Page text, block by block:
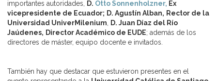
importantes autoridades,
D. Otto Sonnenholzner, Ex
vicepresidente de Ecuador; D. Agustín Alban, Rector de la
Universidad UniverMilenium
D. Juan Díaz del Río
Jaúdenes, Director Académico de EUDE; además de los
directores de máster, equipo docente e invitados.
También hay que destacar que estuvieron presentes en el